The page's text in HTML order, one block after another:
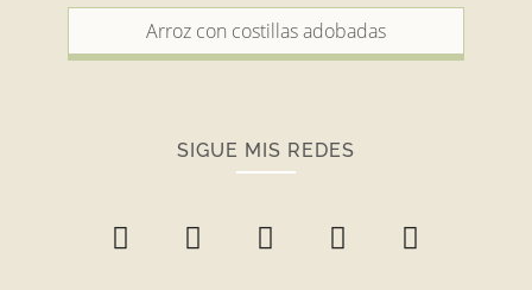
Arroz con costillas adobadas
SIGUE MIS REDES